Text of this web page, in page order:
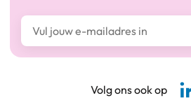
E-mailadres*
Volg ons ook op